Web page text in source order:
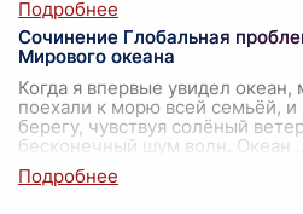
Сочинение Глобальная
Мирового океана
Когда я впервые увидел
поехали к морю всей семьёй,
берегу, чувствуя солёный
бесконечный шум волн. Океан